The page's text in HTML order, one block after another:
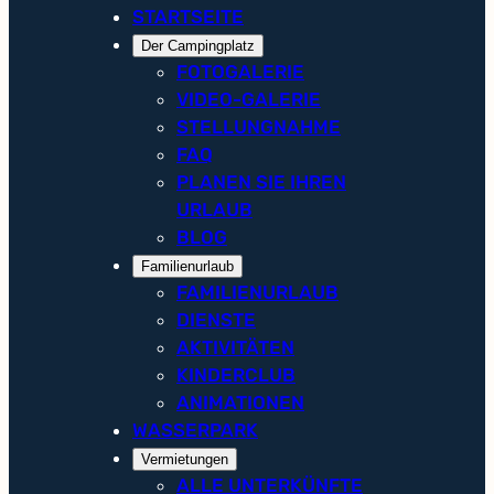
STARTSEITE
Der Campingplatz
FOTOGALERIE
VIDEO-GALERIE
STELLUNGNAHME
FAQ
PLANEN SIE IHREN
URLAUB
BLOG
Familienurlaub
FAMILIENURLAUB
DIENSTE
AKTIVITÄTEN
KINDERCLUB
ANIMATIONEN
WASSERPARK
Vermietungen
ALLE UNTERKÜNFTE